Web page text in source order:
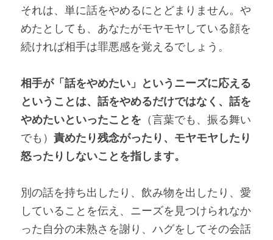
それは、単に話をやめるにとどまりません。や
めたとしても、あなたがモヤモヤしている顔を
続ければ相手は罪悪感を覚えるでしょう。
相手が「話をやめたい」というニーズに応える
ということは、話をやめるだけではなく、話を
やめたいといったことを （言葉でも、振る舞い
でも） 責めたり残念がったり、モヤモヤしたり
怒ったりしないことを指します。
別の話を持ち出したり、飲み物を出したり、愛
していることを伝え、ニーズを見つけられなか
った自分の未熟さを謝り、ハグをしてその会話